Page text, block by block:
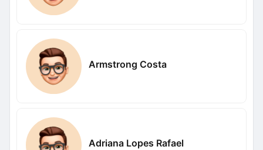
Armstrong Costa
Adriana Lopes Rafael